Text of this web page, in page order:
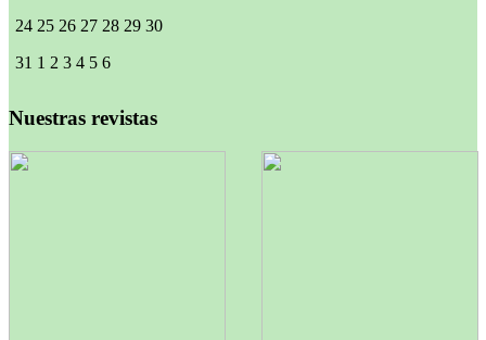
24 25 26 27 28 29 30
31 1 2 3 4 5 6
Nuestras revistas